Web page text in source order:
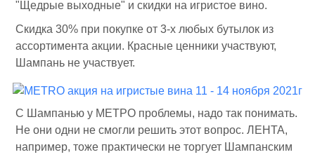
"Щедрые выходные" и скидки на игристое вино.
Скидка 30% при покупке от 3-х любых бутылок из
ассортимента акции. Красные ценники участвуют,
Шампань не участвует.
С Шампанью у МЕТРО проблемы, надо так понимать.
Не они одни не смогли решить этот вопрос. ЛЕНТА,
например, тоже практически не торгует Шампанским